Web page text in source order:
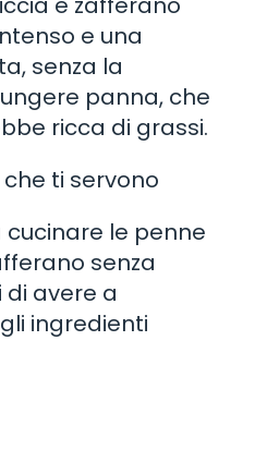
e una
senza la
panna, che
ricca di grassi.
che ti servono
cucinare le penne
senza
avere a
ingredienti